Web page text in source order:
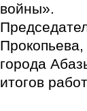
войны».
города
итогов